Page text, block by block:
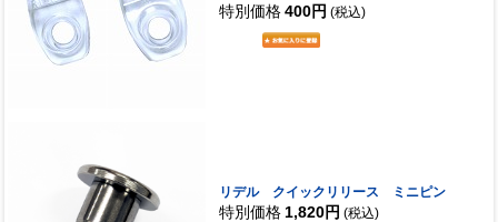
特別価格 400円 (税込)
リデル クイックリリース ミニピン
特別価格 1,820円 (税込)